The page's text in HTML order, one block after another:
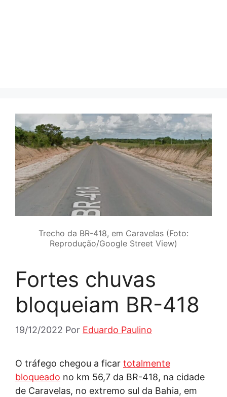
Trecho da BR-418, em Caravelas (Foto:
Reprodução/Google Street View)
Fortes chuvas
bloqueiam BR-418
19/12/2022 Por Eduardo Paulino
O tráfego chegou a ficar totalmente
bloqueado no km 56,7 da BR-418, na cidade
de Caravelas, no extremo sul da Bahia, em